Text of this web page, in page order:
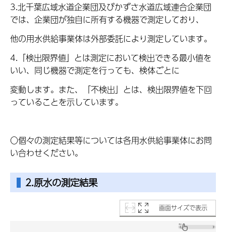
3.北千葉広域水道企業団及びかずさ水道広域連合企業団
では、企業団が独自に所有する機器で測定しており、
他の用水供給事業体は外部委託により測定しています。
4.「検出限界値」とは測定において検出できる最小値を
いい、同じ機器で測定を行っても、検体ごとに
変動します。また、「不検出」とは、検出限界値を下回
っていることを示しています。
〇個々の測定結果等については各用水供給事業体にお問
い合わせください。
2.原水の測定結果
画面サイズで表示